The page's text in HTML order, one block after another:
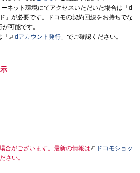
ネット環境にてアクセスいただいた場合は「d
」が必要です。ドコモの契約回線をお持ちでな
可能です。
dアカウント発行 」でご確認ください。
合がございます。最新の情報は
ドコモショッ
さい。